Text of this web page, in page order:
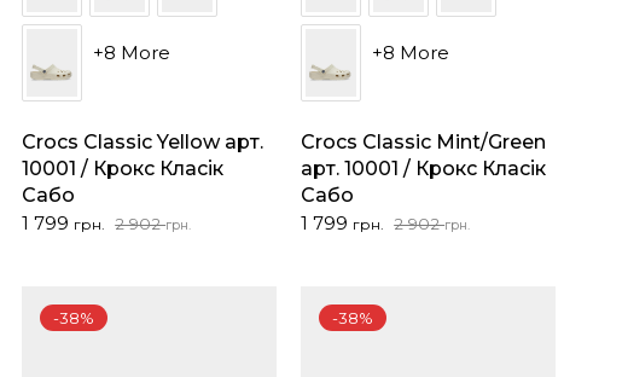
+8 More
Crocs Classic Yellow арт.
10001 / Крокс Класік
Сабо
2 902грн.
Оригінальна
1 799 грн.
Поточна
+8 More
Crocs Classic Mint/Green
арт. 10001 / Крокс Класік
Сабо
2 902грн.
Оригінальна
1 799 грн.
Поточна
-38% -38%